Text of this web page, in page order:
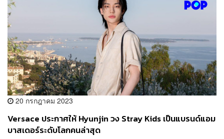
20 กรกฎาคม 2023
Versace ประกาศให้ Hyunjin วง Stray Kids เป็นแบรนด์แอม
บาสเดอร์ระดับโลกคนล่าสุด